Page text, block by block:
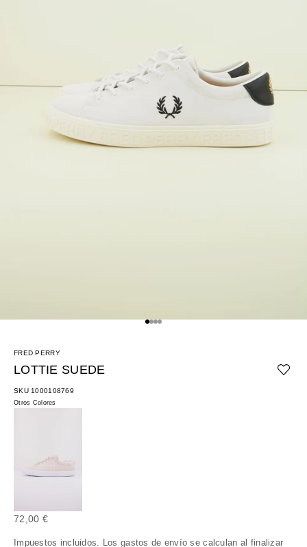
Ir al artículo 1
Ir al artículo 2
Ir al artículo 3
Ir al artículo 4
FRED PERRY
LOTTIE SUEDE
SKU 1000108769
Otros Colores
Precio de oferta
72,00 €
Impuestos incluidos. Los gastos de envío se calculan al finalizar